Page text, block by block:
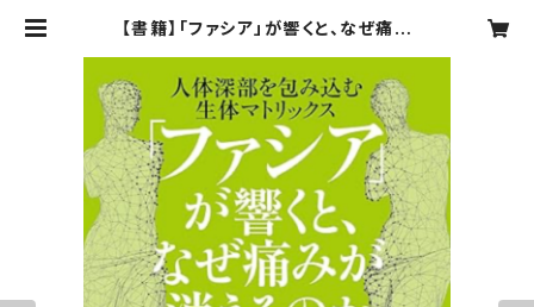
【書籍】「ファシア」が響くと、なぜ痛み